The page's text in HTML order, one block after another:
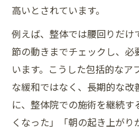
高いとされています。
例えば、整体では腰回りだ
節の動きまでチェックし、
います。こうした包括的なア
な緩和ではなく、長期的な改
に、整体院での施術を継続
くなった」「朝の起き上が